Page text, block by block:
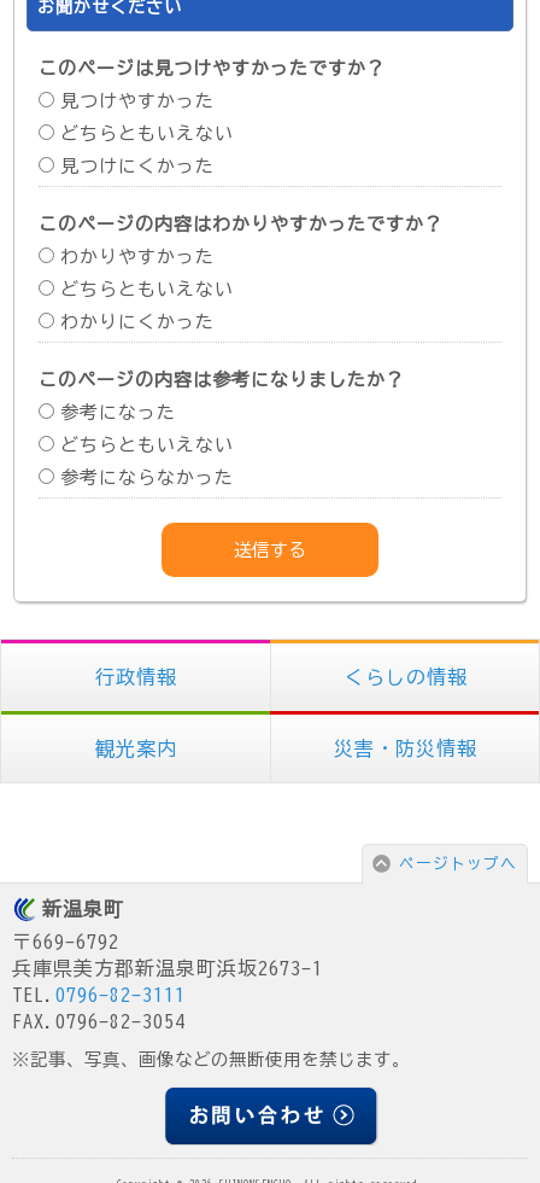
お聞かせください
このページは見つけやすかったですか？
見つけやすかった
どちらともいえない
見つけにくかった
このページの内容はわかりやすかったですか？
わかりやすかった
どちらともいえない
わかりにくかった
このページの内容は参考になりましたか？
参考になった
どちらともいえない
参考にならなかった
行政情報 くらしの情報
観光案内 災害・防災情報
ページトップへ
新温泉町
〒669-6792
兵庫県美方郡新温泉町浜坂2673-1
TEL. 0796-82-3111
FAX.0796-82-3054
※記事、写真、画像などの無断使用を禁じます。